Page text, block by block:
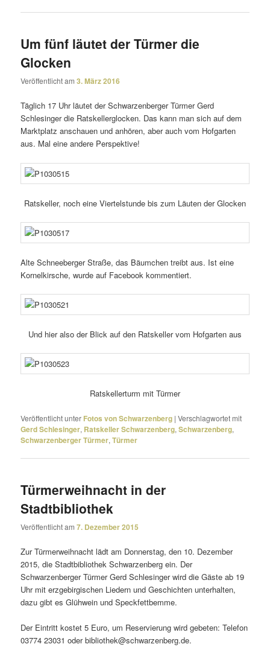
Um fünf läutet der Türmer die
Glocken
Veröffentlicht am3. März 2016
Täglich 17 Uhr läutet der Schwarzenberger Türmer Gerd
Schlesinger die Ratskellerglocken. Das kann man sich auf dem
Marktplatz anschauen und anhören, aber auch vom Hofgarten
aus. Mal eine andere Perspektive!
Ratskeller, noch eine Viertelstunde bis zum Läuten der Glocken
Alte Schneeberger Straße, das Bäumchen treibt aus. Ist eine
Kornelkirsche, wurde auf Facebook kommentiert.
Und hier also der Blick auf den Ratskeller vom Hofgarten aus
Ratskellerturm mit Türmer
Veröffentlicht unter Fotos von Schwarzenberg |Verschlagwortet mit
Gerd Schlesinger, Ratskeller Schwarzenberg,Schwarzenberg,
Schwarzenberger Türmer,Türmer
Türmerweihnacht in der
Stadtbibliothek
Veröffentlicht am7. Dezember 2015
Zur Türmerweihnacht lädt am Donnerstag, den 10. Dezember
2015, die Stadtbibliothek Schwarzenberg ein. Der
Schwarzenberger Türmer Gerd Schlesinger wird die Gäste ab 19
Uhr mit erzge­bir­gi­schen Liedern und Geschichten unter­halten,
dazu gibt es Glühwein und Speckfettbemme.
Der Eintritt kostet 5 Euro, um Reservierung wird gebeten: Telefon
03774 23031 oder bibliothek@schwarzenberg.de.